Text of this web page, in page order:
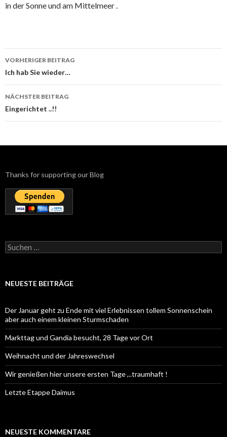
in der Sonne und am Mittelmeer .
Beitrags-
Navigation
VORHERIGER BEITRAG
Ich hab Sie wieder…
NÄCHSTER BEITRAG
Eingerichtet ..!!
Thanks for supporting our Blog
Suchen
nach:
NEUESTE BEITRÄGE
Der Januar geht zu Ende mit viel Erlebnissen tollem Sonnenschein
aber auch einem kleinen Sturmschaden
Markttag und Gandia besucht, 28 Tage vor Ort
Weihnacht und der Jahreswechsel
Wir genießen hier unsere ersten Tage ,..traumhaft !
Letzte Etappe Daimus
NEUESTE KOMMENTARE